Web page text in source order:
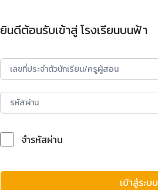
ยินดีต้อนรับเข้าสู่ โรงเรียนบนฟ้า
จำรหัสผ่าน
เข้าสู่ระบบ